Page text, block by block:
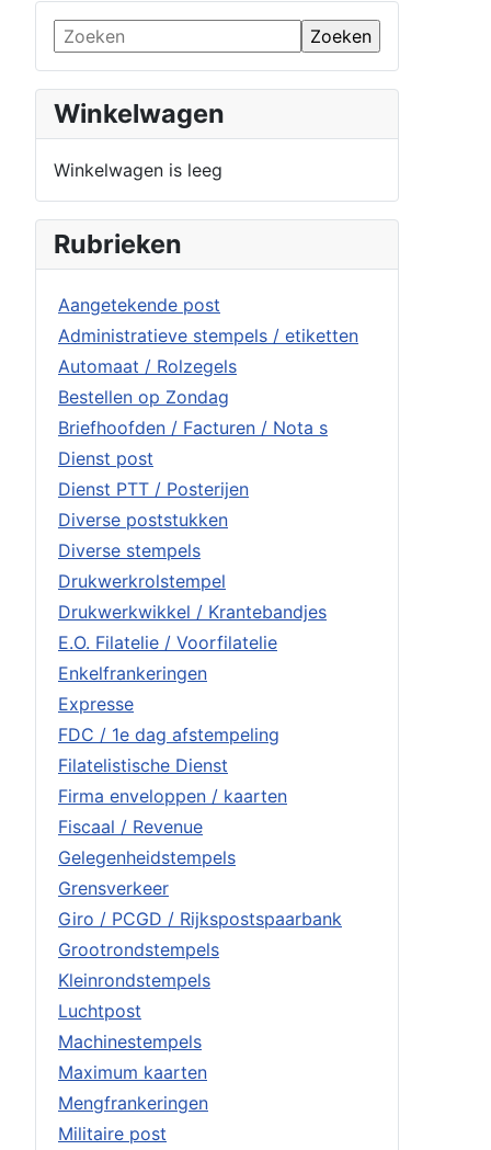
Winkelwagen
Winkelwagen is leeg
Rubrieken
Aangetekende post
Administratieve stempels / etiketten
Automaat / Rolzegels
Bestellen op Zondag
Briefhoofden / Facturen / Nota s
Dienst post
Dienst PTT / Posterijen
Diverse poststukken
Diverse stempels
Drukwerkrolstempel
Drukwerkwikkel / Krantebandjes
E.O. Filatelie / Voorfilatelie
Enkelfrankeringen
Expresse
FDC / 1e dag afstempeling
Filatelistische Dienst
Firma enveloppen / kaarten
Fiscaal / Revenue
Gelegenheidstempels
Grensverkeer
Giro / PCGD / Rijkspostspaarbank
Grootrondstempels
Kleinrondstempels
Luchtpost
Machinestempels
Maximum kaarten
Mengfrankeringen
Militaire post